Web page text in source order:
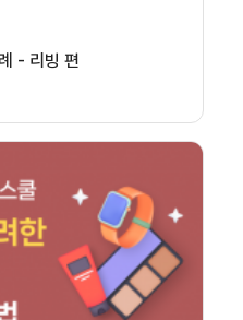
- 리빙 편